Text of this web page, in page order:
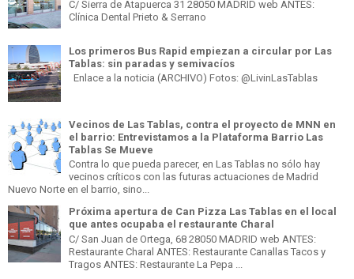
C/ Sierra de Atapuerca 31 28050 MADRID web ANTES:
Clínica Dental Prieto & Serrano
Los primeros Bus Rapid empiezan a circular por Las
Tablas: sin paradas y semivacíos
Enlace a la noticia (ARCHIVO) Fotos: @LivinLasTablas
Vecinos de Las Tablas, contra el proyecto de MNN en
el barrio: Entrevistamos a la Plataforma Barrio Las
Tablas Se Mueve
Contra lo que pueda parecer, en Las Tablas no sólo hay
vecinos críticos con las futuras actuaciones de Madrid
Nuevo Norte en el barrio, sino...
Próxima apertura de Can Pizza Las Tablas en el local
que antes ocupaba el restaurante Charal
C/ San Juan de Ortega, 68 28050 MADRID web ANTES:
Restaurante Charal ANTES: Restaurante Canallas Tacos y
Tragos ANTES: Restaurante La Pepa ...